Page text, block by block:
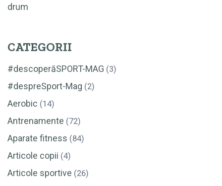
drum
CATEGORII
#descoperăSPORT-MAG (3)
#despreSport-Mag (2)
Aerobic (14)
Antrenamente (72)
Aparate fitness (84)
Articole copii (4)
Articole sportive (26)